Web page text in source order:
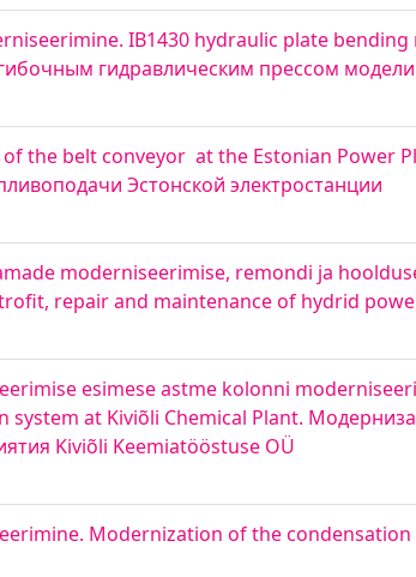
IB1430 hydraulic plate
гидравлическим прессом
the belt conveyor at the Estonian Power
Эстонской электростанции
moderniseerimise, remondi ja
repair and maintenance of hydrid
esimese astme kolonni
at Kiviõli Chemical Plant.
Kiviõli Keemiatööstuse OÜ
Modernization of the